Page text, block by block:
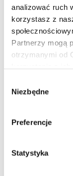
analizować ruch
korzystasz z
Partnerzy mogą
otrzymanymi od
zgody
Niezbędne
Preferencje
Statystyka
TOY STORY 5
Rodzice kupują
wszystkie dzieci.
Chcąc udowodnić,
wątpliwości, czy ta
przyjaźń. Wraz z